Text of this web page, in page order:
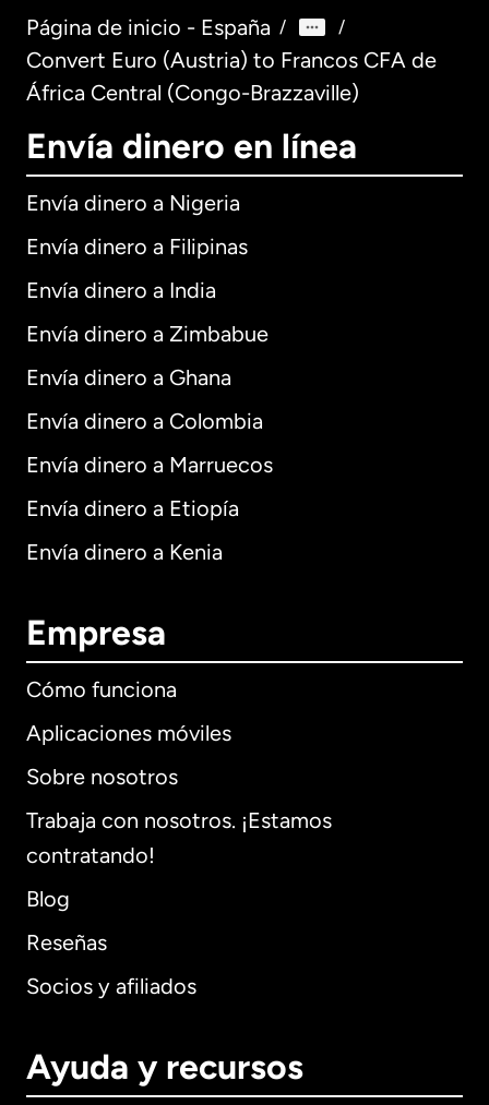
Página de inicio - España / /
Convert Euro (Austria) to Francos CFA de
África Central (Congo-Brazzaville)
Envía dinero en línea
Envía dinero a Nigeria
Envía dinero a Filipinas
Envía dinero a India
Envía dinero a Zimbabue
Envía dinero a Ghana
Envía dinero a Colombia
Envía dinero a Marruecos
Envía dinero a Etiopía
Envía dinero a Kenia
Empresa
Cómo funciona
Aplicaciones móviles
Sobre nosotros
Trabaja con nosotros. ¡Estamos
contratando!
Blog
Reseñas
Socios y afiliados
Ayuda y recursos